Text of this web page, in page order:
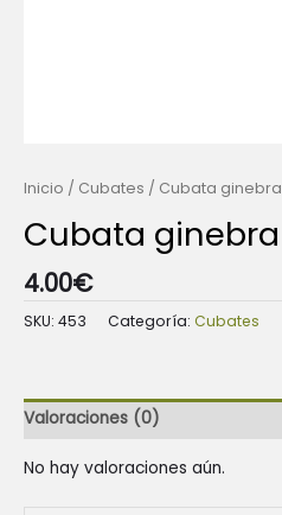
Inicio / Cubates / Cubata ginebra
Cubata ginebra
4.00€
SKU: 453 Categoría: Cubates
Valoraciones (0)
No hay valoraciones aún.